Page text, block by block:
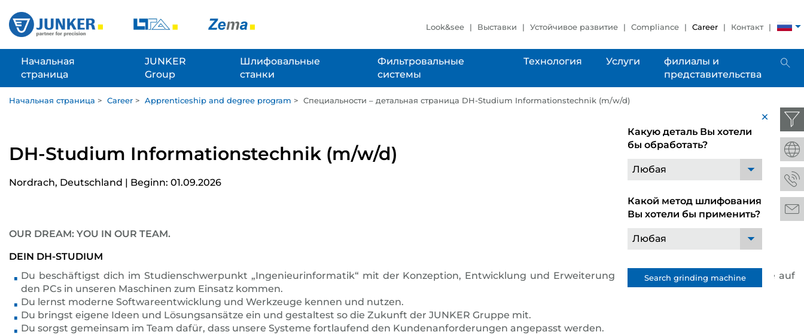
Look&see Выставки Устойчивое развитие Compliance Career Контакт
Начальная
страница
JUNKER
Group
Шлифовальные
станки
Фильтровальные
системы
Технология Услуги
филиалы и
представительства
x
Какую деталь Вы хотели
бы обработать?
Любая
Какой метод шлифования
Вы хотели бы применить?
Любая
Search grinding machine
Начальная страница > Career > Apprenticeship and degree program > Специальности – детальная страница DH-Studium Informationstechnik (m/w/d)
DH-Studium Informationstechnik (m/w/d)
Nordrach, Deutschland | Beginn: 01.09.2026
OUR DREAM: YOU IN OUR TEAM.
DEIN DH-STUDIUM
Du beschäftigst dich im Studienschwerpunkt „Ingenieurinformatik“ mit der Konzeption, Entwicklung und Erweiterung von Software-Programmen, die auf
den PCs in unseren Maschinen zum Einsatz kommen.
Du lernst moderne Softwareentwicklung und Werkzeuge kennen und nutzen.
Du bringst eigene Ideen und Lösungsansätze ein und gestaltest so die Zukunft der JUNKER Gruppe mit.
Du sorgst gemeinsam im Team dafür, dass unsere Systeme fortlaufend den Kundenanforderungen angepasst werden.